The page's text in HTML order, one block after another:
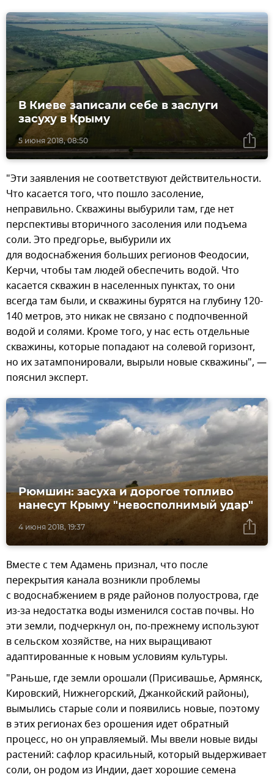
5 июня 2018, 08:50
В Киеве записали себе в заслуги
засуху в Крыму
"Эти заявления не соответствуют действительности.
Что касается того, что пошло засоление,
неправильно. Скважины выбурили там, где нет
перспективы вторичного засоления или подъема
соли. Это предгорье, выбурили их
для водоснабжения больших регионов Феодосии,
Керчи, чтобы там людей обеспечить водой. Что
касается скважин в населенных пунктах, то они
всегда там были, и скважины бурятся на глубину 120-
140 метров, это никак не связано с подпочвенной
водой и солями. Кроме того, у нас есть отдельные
скважины, которые попадают на солевой горизонт,
но их затампонировали, вырыли новые скважины", —
пояснил эксперт.
4 июня 2018, 19:37
Рюмшин: засуха и дорогое топливо
нанесут Крыму "невосполнимый удар"
Вместе с тем Адамень признал, что после
перекрытия канала возникли проблемы
с водоснабжением в ряде районов полуострова, где
из-за недостатка воды изменился состав почвы. Но
эти земли, подчеркнул он, по-прежнему используют
в сельском хозяйстве, на них выращивают
адаптированные к новым условиям культуры.
"Раньше, где земли орошали (Присивашье, Армянск,
Кировский, Нижнегорский, Джанкойский районы),
вымылись старые соли и появились новые, поэтому
в этих регионах без орошения идет обратный
процесс, но он управляемый. Мы ввели новые виды
растений: сафлор красильный, который выдерживает
соли, он родом из Индии, дает хорошие семена